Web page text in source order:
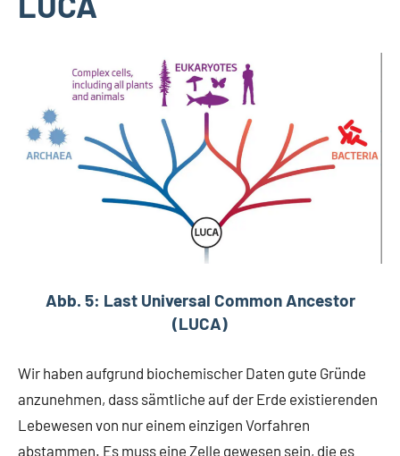
Abb. 5: Last Universal Common Ancestor
(LUCA)
Wir haben aufgrund biochemischer Daten gute Gründe
anzunehmen, dass sämtliche auf der Erde existierenden
Lebewesen von nur einem einzigen Vorfahren
abstammen. Es muss eine Zelle gewesen sein, die es